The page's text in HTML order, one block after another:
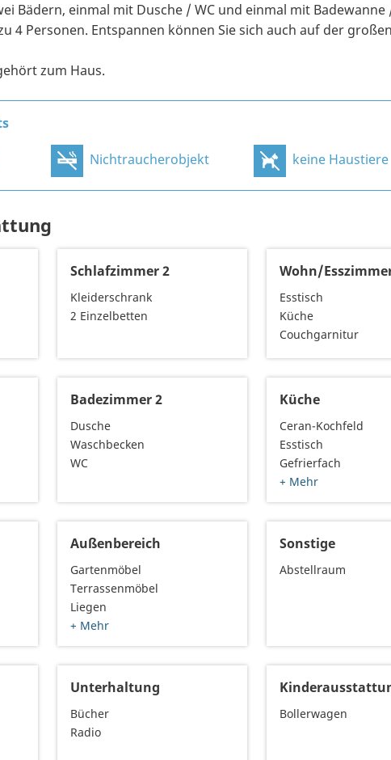
Bädern, einmal mit Dusche / WC und einmal mit Badewanne
4 Personen. Entspannen können Sie sich auch auf der
zum Haus.
Nichtraucherobjekt keine Haustiere
Schlafzimmer 2
Kleiderschrank
2 Einzelbetten
Wohn/
Esstisch
Küche
Couchgarnitur
Badezimmer 2
Dusche
Waschbecken
WC
Küche
Ceran-Kochfeld
Esstisch
Gefrierfach
+ Mehr
Außenbereich
Gartenmöbel
Terrassenmöbel
Liegen
+ Mehr
Sonstige
Abstellraum
Unterhaltung
Bücher
Radio
Bollerwagen